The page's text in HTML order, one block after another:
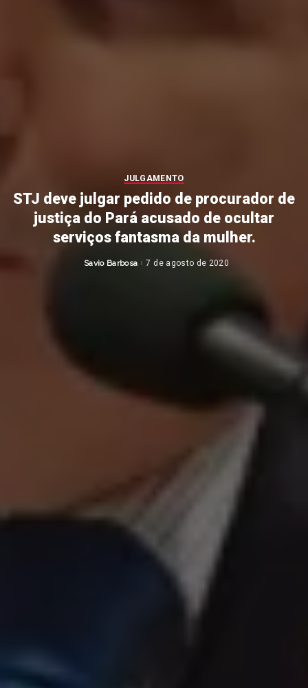
JULGAMENTO
STJ deve julgar pedido de procurador de
justiça do Pará acusado de ocultar
serviços fantasma da mulher.
Posted
Savio Barbosa 7 de agosto de 2020